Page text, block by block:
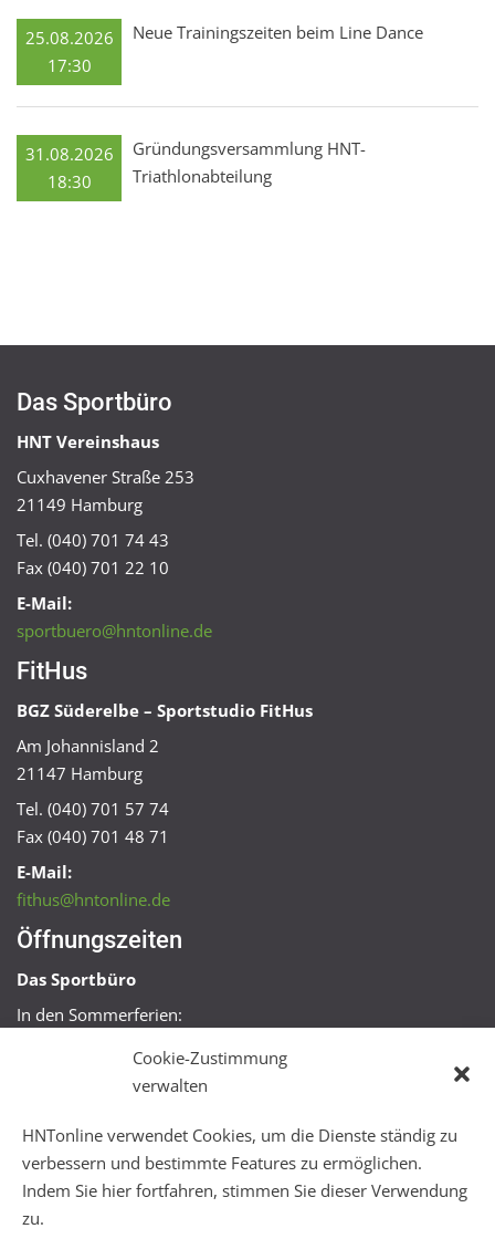
Cookie-Zustimmung
verwalten
HNTonline verwendet Cookies, um die Dienste ständig zu
verbessern und bestimmte Features zu ermöglichen.
Indem Sie hier fortfahren, stimmen Sie dieser Verwendung
zu.
25.08.2026
17:30
Neue Trainingszeiten beim Line Dance
31.08.2026
18:30
Gründungsversammlung HNT-
Triathlonabteilung
Das Sportbüro
HNT Vereinshaus
Cuxhavener Straße 253
21149 Hamburg
Tel. (040) 701 74 43
Fax (040) 701 22 10
E-Mail:
sportbuero@hntonline.de
FitHus
BGZ Süderelbe – Sportstudio FitHus
Am Johannisland 2
21147 Hamburg
Tel. (040) 701 57 74
Fax (040) 701 48 71
E-Mail:
fithus@hntonline.de
Öffnungszeiten
Das Sportbüro
In den Sommerferien:
Mo + Mi 16:00 – 18:00 Uhr
Mo – Fr 08:00 – 22:00 Uhr
Sa + So 10:00 – 18:00 Uhr